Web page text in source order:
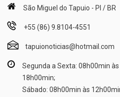
São Miguel do Tapuio - PI / BR
+55 (86) 9.8104-4551
tapuionoticias@hotmail.com
Segunda a Sexta: 08h00min
18h00min;
Sábado: 08h00min às